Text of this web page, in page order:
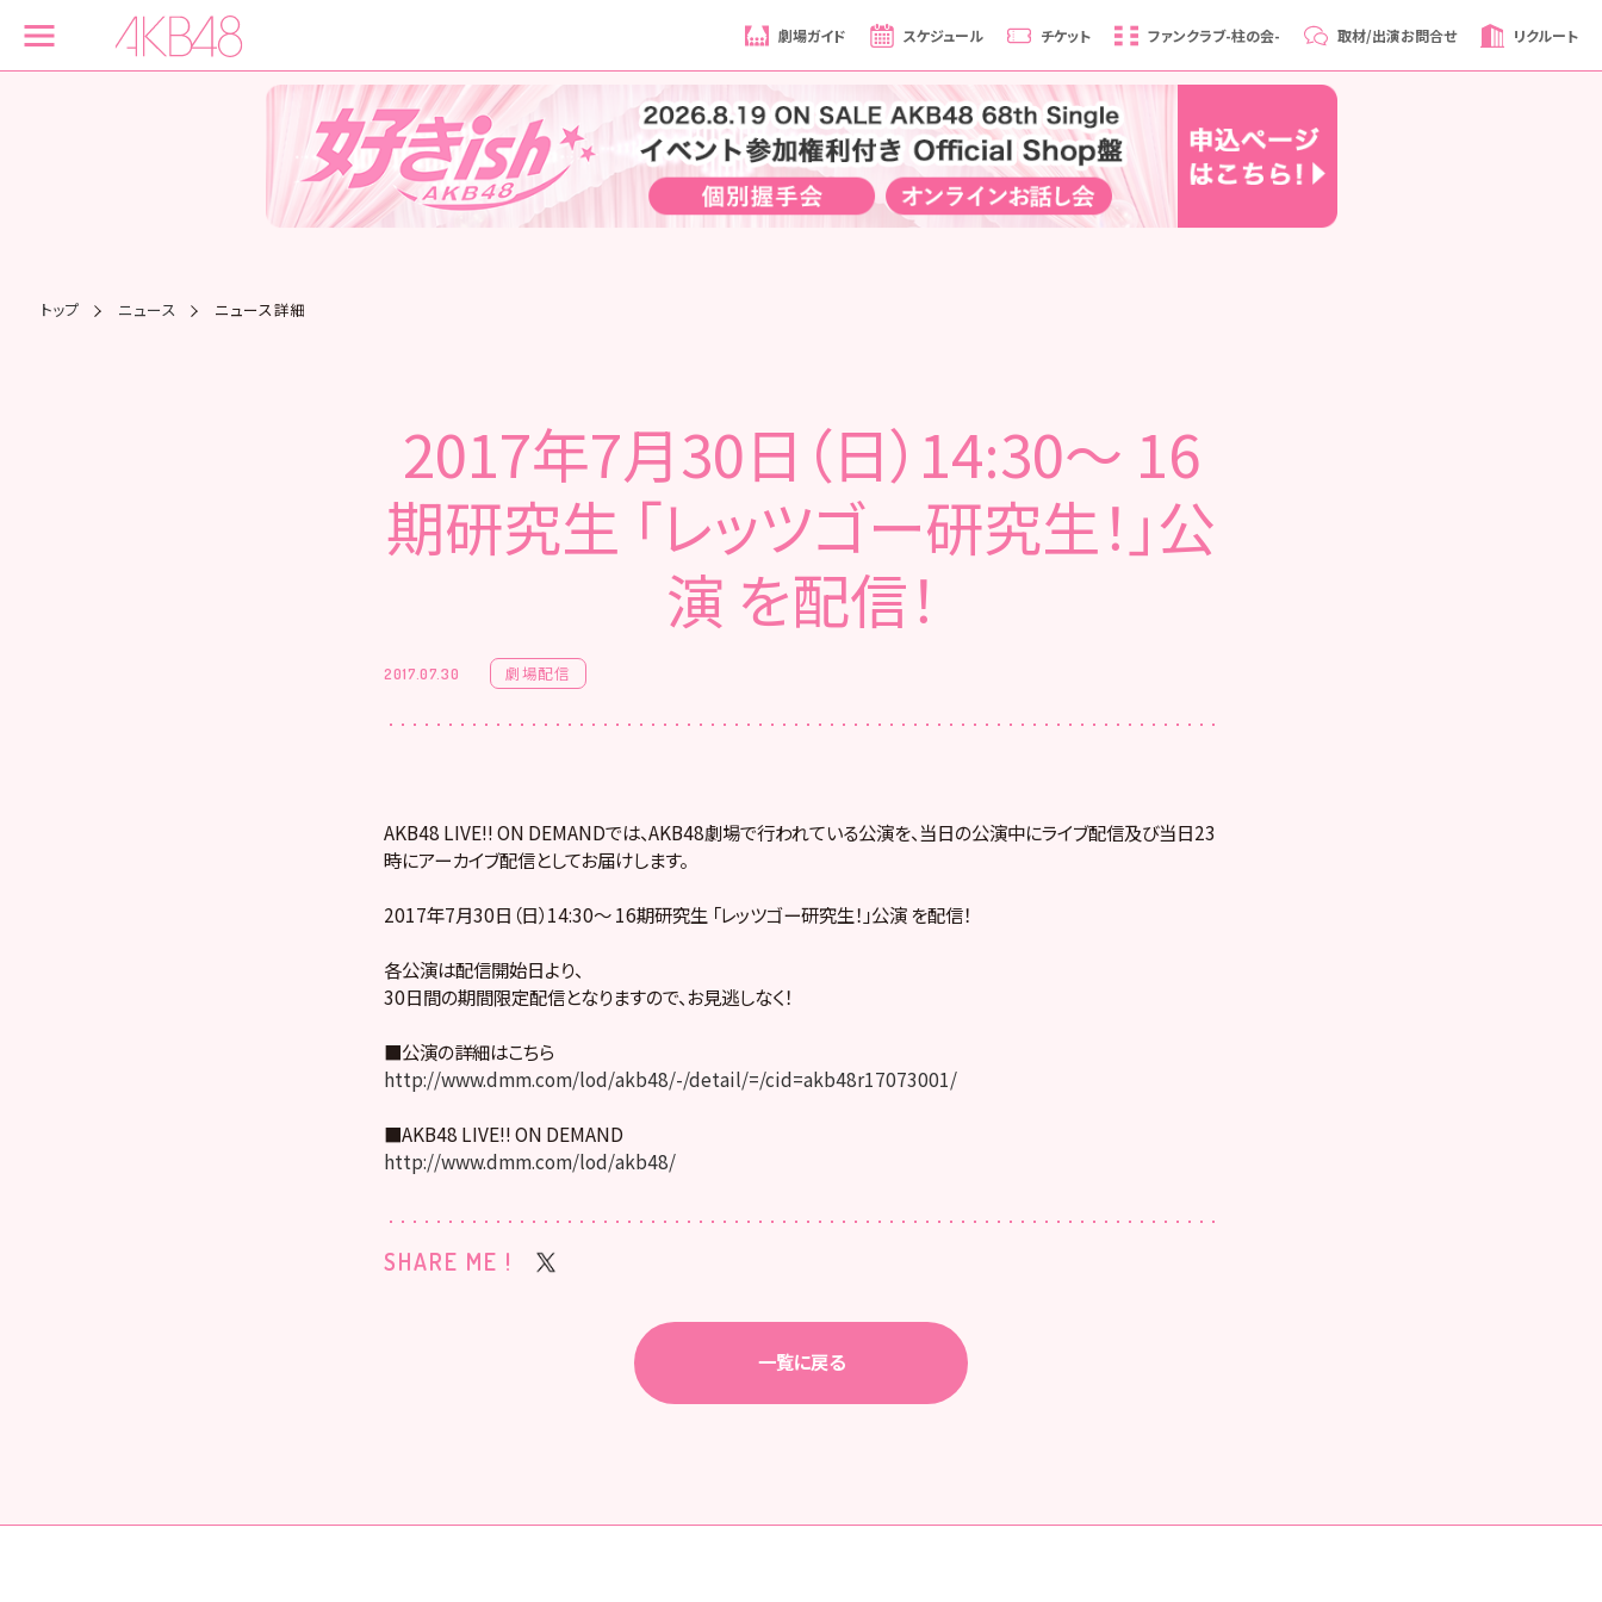
劇場ガイド スケジュール チケット ファンクラブ-柱の会- 取材/出演お問合せ リクルート
トップ ニュース ニュース詳細
2017年7月30日（日）14:30～ 16
期研究生 「レッツゴー研究生！」公
演 を配信！
2017.07.30 劇場配信
AKB48 LIVE!! ON DEMANDでは、AKB48劇場で行われている公演を、当日の公演中にライブ配信及び当日23
時にアーカイブ配信としてお届けします。
2017年7月30日（日）14:30～ 16期研究生 「レッツゴー研究生！」公演 を配信！
各公演は配信開始日より、
30日間の期間限定配信となりますので、お見逃しなく！
■公演の詳細はこちら
http://www.dmm.com/lod/akb48/-/detail/=/cid=akb48r17073001/
■AKB48 LIVE!! ON DEMAND
http://www.dmm.com/lod/akb48/
SHARE ME !
一覧に戻る